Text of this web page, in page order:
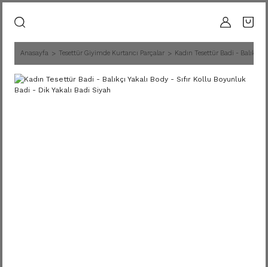
Anasayfa Tesettür Giyimde Kurtarıcı Parçalar Kadın Tesettür Badi - Balıkçı